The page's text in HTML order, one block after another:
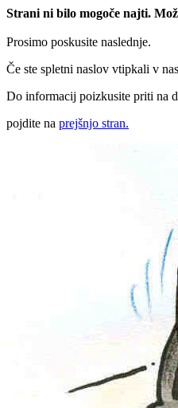
Strani ni bilo mogoče najti.
Prosimo poskusite naslednje.
Če ste spletni naslov vtipkali v
Do informacij poizkusite priti na
pojdite na prejšnjo stran.